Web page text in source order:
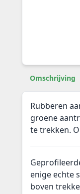
Omschrijving
Rubberen
groene
te trekken.
enige echte
boven